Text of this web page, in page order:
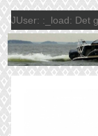
JUser: :_load: Det